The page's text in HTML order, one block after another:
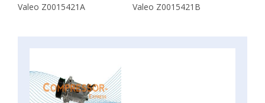
Valeo Z0015421A Valeo Z0015421B